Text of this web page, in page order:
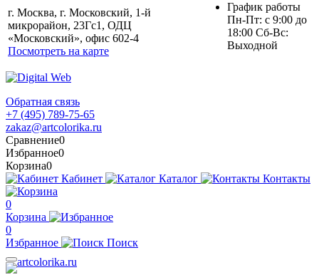
г. Москва, г. Московский, 1-й
микрорайон, 23Гс1, ОДЦ
«Московский», офис 602-4
Посмотреть на карте
График работы
Пн-Пт: с 9:00 до
18:00 Сб-Вс:
Выходной
Обратная связь
+7 (495) 789-75-65
zakaz@artcolorika.ru
Сравнение0
Избранное0
Корзина0
Кабинет
Каталог Контакты
0
Корзина
0
Избранное
Поиск